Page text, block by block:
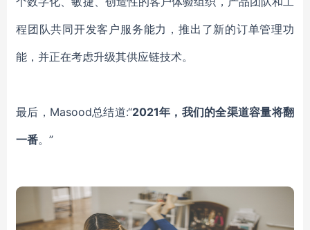
程团队共同开发客户服务能力 ， 推出了新的订单管理功
能，并正在考虑升级其供应链技术。
最后，Masood总结道:“2021年，我们的全渠道容量将翻
一番。 ”